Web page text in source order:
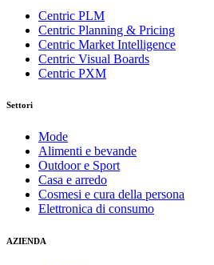
Centric PLM
Centric Planning & Pricing
Centric Market Intelligence
Centric Visual Boards
Centric PXM
Settori
Mode
Alimenti e bevande
Outdoor e Sport
Casa e arredo
Cosmesi e cura della persona
Elettronica di consumo
AZIENDA